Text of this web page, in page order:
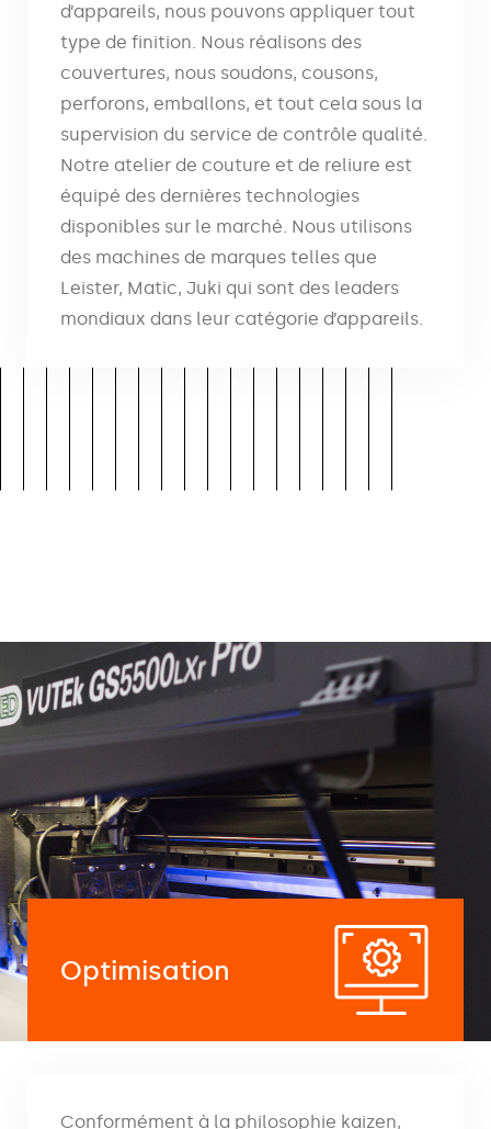
d’appareils, nous pouvons appliquer tout
type de finition. Nous réalisons des
couvertures, nous soudons, cousons,
perforons, emballons, et tout cela sous la
supervision du service de contrôle qualité.
Notre atelier de couture et de reliure est
équipé des dernières technologies
disponibles sur le marché. Nous utilisons
des machines de marques telles que
Leister, Matic, Juki qui sont des leaders
mondiaux dans leur catégorie d’appareils.
Optimisation
Conformément à la philosophie kaizen,